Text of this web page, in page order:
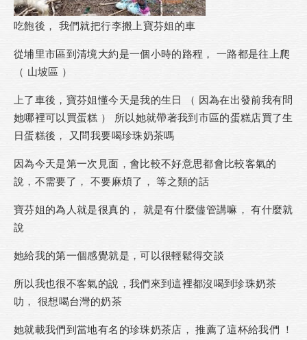
吃飽後， 我們就把行李搬上寶芬姐的車
從埔里市區到清境大約是一個小時的路程， 一路都是往上爬
（ 山坡區 ）
上了車後，寶芬姐懂今天是我的生日 （ 因為在出發前我有問
她哪裡可以買蛋糕 ） 所以她就帶著我到市區的蛋糕店買了生
日蛋糕後， 又問我要喝珍珠奶茶嗎
因為今天是第一次見面，會比較不好意思都會比較客氣的
說，不需要了， 不要麻煩了， 等之類的話
寶芬姐的為人就是很真的， 就是有什麼儘管講嘛， 有什麼就
說
她給我的第一個感覺就是，可以很輕鬆得交談
所以我也很不客氣的說，我們來到這裡都沒喝到珍珠奶茶
叻， 很想喝台灣的奶茶
她就載我們到當地有名的珍珠奶茶店， 推薦了這杯給我們 ！